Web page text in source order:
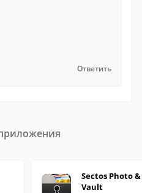
Ответить
Sectos Photo
Vault